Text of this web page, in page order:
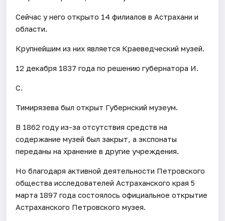
Сейчас у него открыто 14 филиалов в Астрахани и
области.
Крупнейшим из них является Краеведческий музей.
12 декабря 1837 года по решению губернатора И.
С.
Тимирязева был открыт Губернский музеум.
В 1862 году из-за отсутствия средств на
содержание музей был закрыт, а экспонаты
переданы на хранение в другие учреждения.
Но благодаря активной деятельности Петровского
общества исследователей Астраханского края 5
марта 1897 года состоялось официальное открытие
Астраханского Петровского музея.